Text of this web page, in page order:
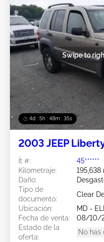
4d : 5h : 48m : 32s
Swipe to
2003 JEEP
Ít #:
45******
Kilometraje:
195,638
Daño:
Tipo de
documento:
Clear
Ubicación:
MD -
Fecha de venta:
08/10/
Estado de la
oferta:
No has